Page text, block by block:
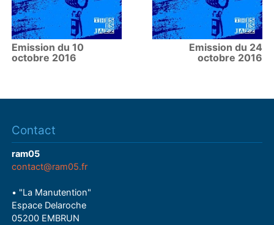
Emission du 10
octobre 2016
Emission du 24
octobre 2016
Contact
ram05
contact@ram05.fr
• "La Manutention"
Espace Delaroche
05200 EMBRUN